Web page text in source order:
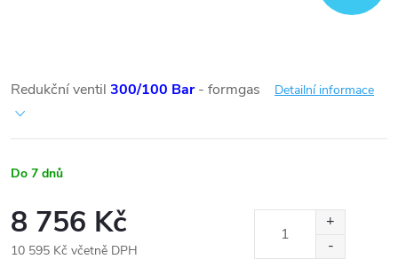
Redukční ventil 300/100 Bar- formgas Detailní informace
Do 7 dnů
8 756 Kč
10 595 Kč včetně DPH